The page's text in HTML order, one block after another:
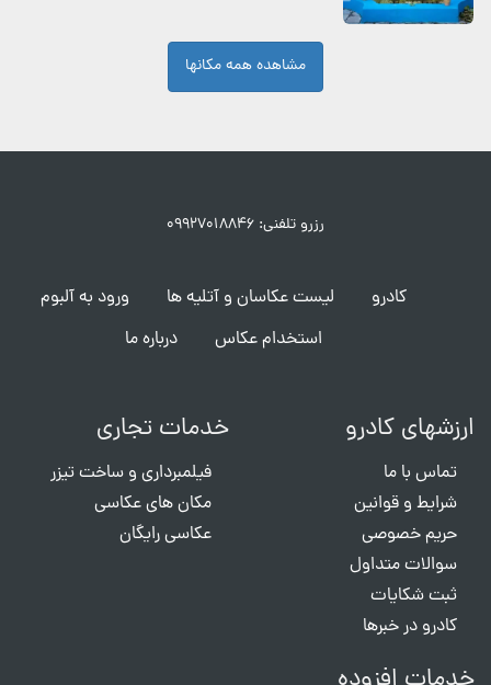
مشاهده همه مکانها
رزرو تلفنی: ۰۹۹۲۷۰۱۸۸۴۶
کادرو لیست عکاسان و آتلیه ها
ورود به آلبوم
استخدام عکاس
درباره ما
ارزشهای کادرو
تماس با ما
شرایط و قوانین
حریم خصوصی
سوالات متداول
ثبت شکایات
کادرو در خبرها
خدمات تجاری
فیلمبرداری و ساخت تیزر
مکان های عکاسی
عکاسی رایگان